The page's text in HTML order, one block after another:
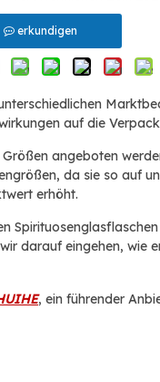
erkundigen
auf die
angeboten
da sie so auf
erhöht.
darauf eingehen,
, ein führender